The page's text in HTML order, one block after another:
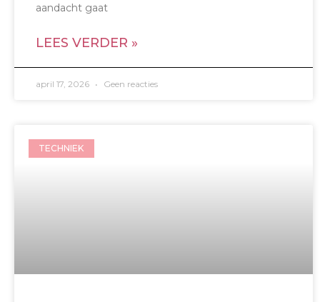
aandacht gaat
LEES VERDER »
april 17, 2026 Geen reacties
TECHNIEK